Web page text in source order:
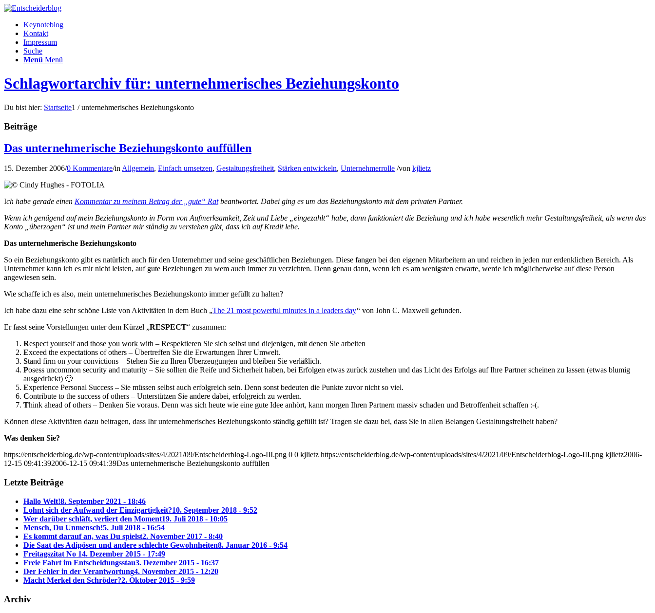
Keynoteblog
Kontakt
Impressum
Suche
Menü Menü
Schlagwortarchiv für: unternehmerisches Beziehungskonto
Du bist hier: Startseite1 / unternehmerisches Beziehungskonto
Beiträge
Das unternehmerische Beziehungskonto auffüllen
15. Dezember 2006/0 Kommentare/inAllgemein, Einfach umsetzen, Gestaltungsfreiheit, Stärken entwickeln, Unternehmerrolle /von kjlietz
Ich habe gerade einen Kommentar zu meinem Betrag der „gute“ Ratbeantwortet. Dabei ging es um das Beziehungskonto mit dem privaten Partner.
Wenn ich genügend auf mein Beziehungskonto in Form von Aufmerksamkeit, Zeit und Liebe „eingezahlt“ habe, dann funktioniert die Beziehung und ich habe wesentlich mehr Gestaltungsfreiheit, als wenn das
Konto „überzogen“ ist und mein Partner mir ständig zu verstehen gibt, dass ich auf Kredit lebe.
Das unternehmerische Beziehungskonto
So ein Beziehungskonto gibt es natürlich auch für den Unternehmer und seine geschäftlichen Beziehungen. Diese fangen bei den eigenen Mitarbeitern an und reichen in jeden nur erdenklichen Bereich. Als
Unternehmer kann ich es mir nicht leisten, auf gute Beziehungen zu wem auch immer zu verzichten. Denn genau dann, wenn ich es am wenigsten erwarte, werde ich möglicherweise auf diese Person
angewiesen sein.
Wie schaffe ich es also, mein unternehmerisches Beziehungskonto immer gefüllt zu halten?
Ich habe dazu eine sehr schöne Liste von Aktivitäten in dem Buch „The 21 most powerful minutes in a leaders day“ von John C. Maxwell gefunden.
Er fasst seine Vorstellungen unter dem Kürzel „RESPECT“ zusammen:
Respect yourself and those you work with – Respektieren Sie sich selbst und diejenigen, mit denen Sie arbeiten
Exceed the expectations of others – Übertreffen Sie die Erwartungen Ihrer Umwelt.
Stand firm on your convictions – Stehen Sie zu Ihren Überzeugungen und bleiben Sie verläßlich.
Posess uncommon security and maturity – Sie sollten die Reife und Sicherheit haben, bei Erfolgen etwas zurück zustehen und das Licht des Erfolgs auf Ihre Partner scheinen zu lassen (etwas blumig
ausgedrückt) 🙂
Experience Personal Success – Sie müssen selbst auch erfolgreich sein. Denn sonst bedeuten die Punkte zuvor nicht so viel.
Contribute to the success of others – Unterstützen Sie andere dabei, erfolgreich zu werden.
Think ahead of others – Denken Sie voraus. Denn was sich heute wie eine gute Idee anhört, kann morgen Ihren Partnern massiv schaden und Betroffenheit schaffen :-(.
Können diese Aktivitäten dazu beitragen, dass Ihr unternehmerisches Beziehungskonto ständig gefüllt ist? Tragen sie dazu bei, dass Sie in allen Belangen Gestaltungsfreiheit haben?
Was denken Sie?
https://entscheiderblog.de/wp-content/uploads/sites/4/2021/09/Entscheiderblog-Logo-III.png 0 0 kjlietz https://entscheiderblog.de/wp-content/uploads/sites/4/2021/09/Entscheiderblog-Logo-III.png kjlietz2006-
12-15 09:41:392006-12-15 09:41:39Das unternehmerische Beziehungskonto auffüllen
Letzte Beiträge
Hallo Welt!8. September 2021 - 18:46
Lohnt sich der Aufwand der Einzigartigkeit?10. September 2018 - 9:52
Wer darüber schläft, verliert den Moment19. Juli 2018 - 10:05
Mensch, Du Unmensch!5. Juli 2018 - 16:54
Es kommt darauf an, was Du spielst2. November 2017 - 8:40
Die Saat des Adipösen und andere schlechte Gewohnheiten8. Januar 2016 - 9:54
Freitagszitat No 14. Dezember 2015 - 17:49
Freie Fahrt im Entscheidungsstau3. Dezember 2015 - 16:37
Der Fehler in der Verantwortung4. November 2015 - 12:20
Macht Merkel den Schröder?2. Oktober 2015 - 9:59
Archiv